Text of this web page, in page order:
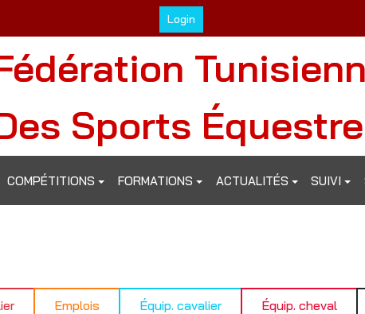
Login
Sports
COMPÉTITIONS FORMATIONS ACTUALITÉS SUIVI
Emplois Équip. cavalier Équip. cheval